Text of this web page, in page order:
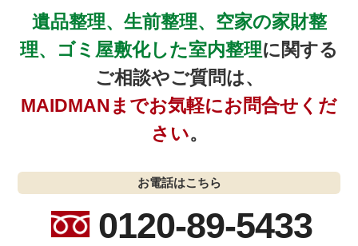
遺品整理、生前整理、空家の家財整
理、ゴミ屋敷化した室内整理に関する
ご相談やご質問は、
MAIDMANまでお気軽にお問合せくだ
さい。
お電話はこちら
0120-89-5433